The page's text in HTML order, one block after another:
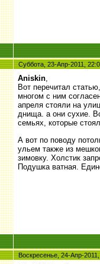
Суббота, 23-Апр-2011,
Aniskin,
Вот перечитал
многом с ним
апреля стояли на
днища. а они сухие.
семьях, которые
А вот по поводу
ульем также из
зимовку. Холстик
Подушка ватная.
Воскресенье, 24-Апр-